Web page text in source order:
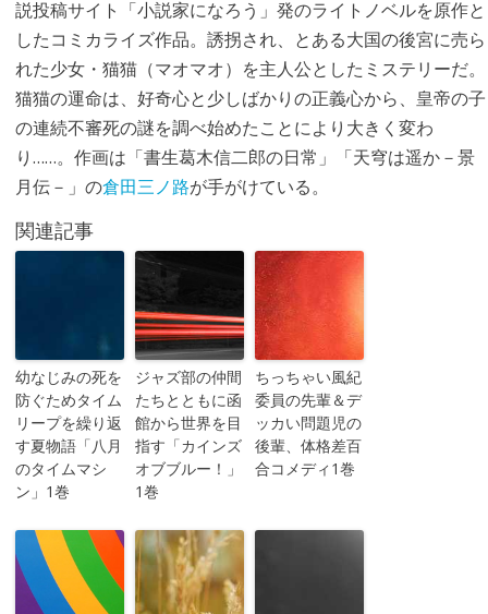
説投稿サイト「小説家になろう」発のライトノベルを原作と
したコミカライズ作品。誘拐され、とある大国の後宮に売ら
れた少女・猫猫（マオマオ）を主人公としたミステリーだ。
猫猫の運命は、好奇心と少しばかりの正義心から、皇帝の子
の連続不審死の謎を調べ始めたことにより大きく変わ
り……。作画は「書生葛木信二郎の日常」「天穹は遥か－景
月伝－」の倉田三ノ路が手がけている。
関連記事
幼なじみの死を
防ぐためタイム
リープを繰り返
す夏物語「八月
のタイムマシ
ン」1巻
ジャズ部の仲間
たちとともに函
館から世界を目
指す「カインズ
オブブルー！」
1巻
ちっちゃい風紀
委員の先輩＆デ
ッカい問題児の
後輩、体格差百
合コメディ1巻